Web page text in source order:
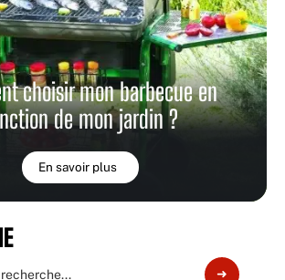
choisir mon barbecue en
de mon jardin ?
En savoir plus